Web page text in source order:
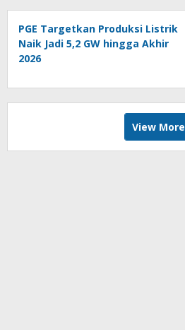
PGE Targetkan Produksi Listrik
Naik Jadi 5,2 GW hingga Akhir
2026
View More